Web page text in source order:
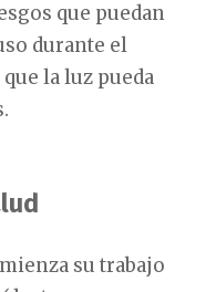
que puedan
durante el
la luz pueda
su trabajo